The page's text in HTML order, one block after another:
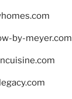
by-meyer.com